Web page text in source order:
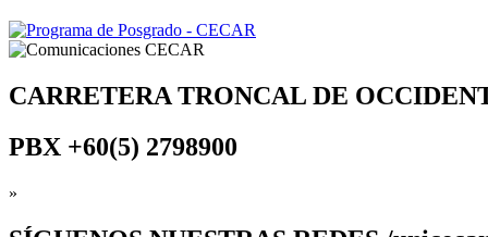
CARRETERA TRONCAL DE
PBX +60(5) 2798900
»